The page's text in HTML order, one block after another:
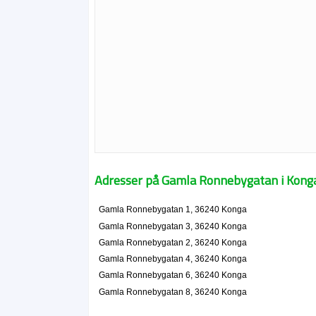
Adresser på Gamla Ronnebygatan i
Gamla Ronnebygatan 1, 36240 Konga
Gamla Ronnebygatan 3, 36240 Konga
Gamla Ronnebygatan 2, 36240 Konga
Gamla Ronnebygatan 4, 36240 Konga
Gamla Ronnebygatan 6, 36240 Konga
Gamla Ronnebygatan 8, 36240 Konga